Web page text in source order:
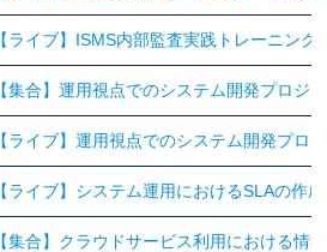
【ライブ】ISMS内部監査実践トレーニン
【集合】運用視点でのシステム開発プロジ
【ライブ】運用視点でのシステム開発プロ
【ライブ】システム運用におけるSLAの作成
【集合】クラウドサービス利用における情